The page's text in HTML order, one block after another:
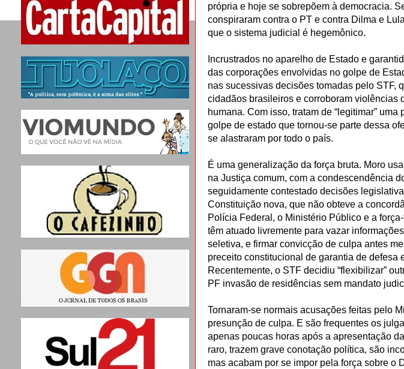
própria e hoje se sobrepõem à democracia.
conspiraram contra o PT e contra Dilma e
que o sistema judicial é hegemônico.
Incrustrados no aparelho de Estado e
das corporações envolvidas no golpe de
nas sucessivas decisões tomadas pelo STF,
cidadãos brasileiros e corroboram violências
humana. Com isso, tratam de “legitimar”
golpe de estado que tornou-se parte dessa
se alastraram por todo o país.
É uma generalização da força bruta. Moro
na Justiça comum, com a condescendência
seguidamente contestado decisões
Constituição nova, que não obteve a
Polícia Federal, o Ministério Público e a
têm atuado livremente para vazar
seletiva, e firmar convicção de culpa antes
preceito constitucional de garantia de
Recentemente, o STF decidiu “flexibilizar”
PF invasão de residências sem mandato
Tornaram-se normais acusações feitas pelo
presunção de culpa. E são frequentes os
apenas poucas horas após a apresentação
raro, trazem grave conotação política, são
mas acabam por se impor pela força sobre o